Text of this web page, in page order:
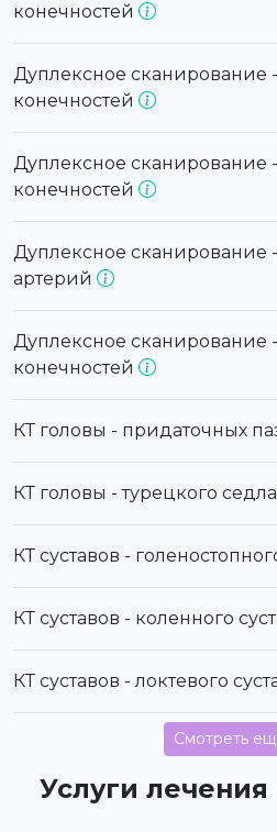
конечностей
Дуплексное сканирование
конечностей
Дуплексное сканирование
конечностей
Дуплексное сканирование
артерий
Дуплексное сканирование
конечностей
КТ головы - придаточных
КТ головы - турецкого седла
КТ суставов -
КТ суставов - коленного
КТ суставов - локтевого
Смотреть
Услуги лечения